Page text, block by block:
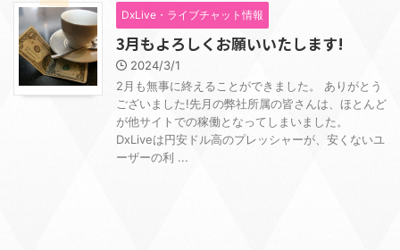
DxLive・ライブチャット情報
3月もよろしくお願いいたします!
2024/3/1
2月も無事に終えることができました。 ありがとう
ございました!先月の弊社所属の皆さんは、ほとんど
が他サイトでの稼働となってしまいました。
DxLiveは円安ドル高のプレッシャーが、安くないユ
ーザーの利 ...